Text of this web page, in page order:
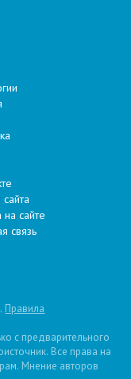
сайте
связь
Правила
с предварительного
Все права на
Мнение авторов